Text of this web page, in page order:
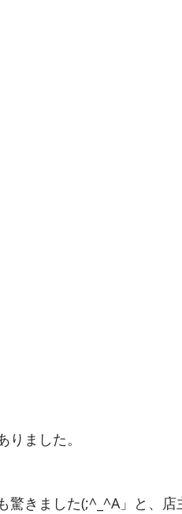
ました。
驚きました(;^_^A」と、